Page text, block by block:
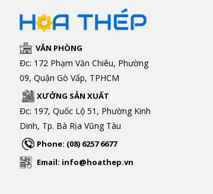
VĂN PHÒNG
Đc: 172 Phạm Văn Chiêu, Phường
09, Quận Gò Vấp, TPHCM
XƯỞNG SẢN XUẤT
Đc: 197, Quốc Lộ 51, Phường Kinh
Dinh, Tp. Bà Rịa Vũng Tàu
Phone: (08) 6257 6677
Email: info@hoathep.vn